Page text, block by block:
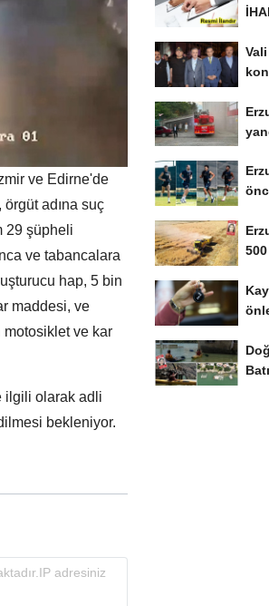
ve Edirne'de
adına suç
29 şüpheli
ve tabancalara
hap, 5 bin
maddesi, ve
motosiklet ve kar
ilgili olarak adli
bekleniyor.